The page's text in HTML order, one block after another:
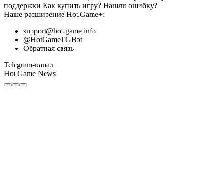
поддержки Как купить игру? Нашли ошибку?
Наше расширение Hot.Game+:
support@hot-game.info
@HotGameTGBot
Обратная связь
Telegram-канал
Hot Game News